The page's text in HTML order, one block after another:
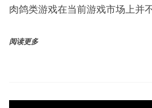
肉鸽类游戏在当前游戏市场上并
阅读更多